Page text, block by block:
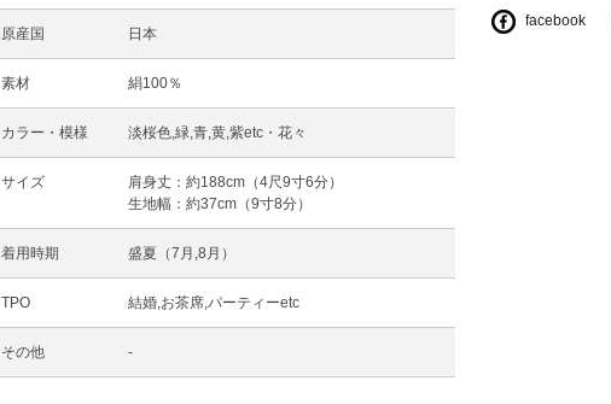
原産国 日本
素材 絹100％
カラー・模様 淡桜色,緑,青,黄,紫etc・花々
サイズ
肩身丈：約188cm（4尺9寸6分）
生地幅：約37cm（9寸8分）
着用時期 盛夏（7月,8月）
TPO 結婚,お茶席,パーティーetc
その他 -
facebook